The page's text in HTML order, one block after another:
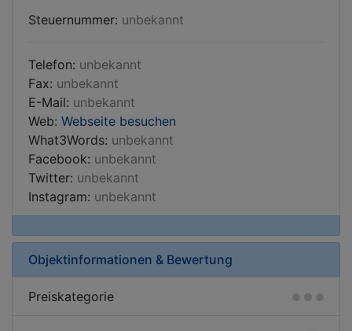
Steuernummer: unbekannt
Telefon: unbekannt
Fax: unbekannt
E-Mail: unbekannt
Web: Webseite besuchen
What3Words: unbekannt
Facebook: unbekannt
Twitter: unbekannt
Instagram: unbekannt
Objektinformationen & Bewertung
Preiskategorie